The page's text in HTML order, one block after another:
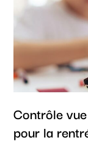
Contrôle
pour la